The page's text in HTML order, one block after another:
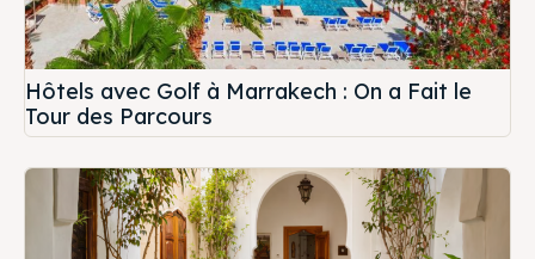
Hôtels avec Golf à Marrakech : On a Fait le
Tour des Parcours